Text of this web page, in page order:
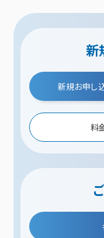
新
新規お申し
料